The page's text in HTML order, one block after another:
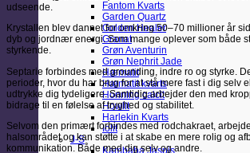
Fantom Kvarts
Garden Quartz
Golden Healer
Granat
Grøn Aventurin
Grøn Nephrit Jade
Hæmatit
Hæmatit kvarts
Honning calcit
Howlit
Harlekin Kvarts
Iolit
J-S
udseende.
Krystallen blev dannet for omkring 50–70 millioner år
dyb og jordnær energi. Som mange oplever som både
styrkende.
Septarie forbindes med grounding, indre ro og styrke.
perioder, hvor du har brug for at stå mere fast i dig selv
udtrykke dig tydeligere. Samtidig arbejder den med
bidrage til en følelse af tryghed og stabilitet.
Selvom den primært forbindes med rodchakraet,
halsområdet og kan støtte i at skabe en mere rolig og
kommunikation. Både med dig selv og andre.